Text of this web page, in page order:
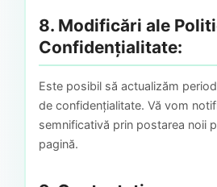
8. Modificări ale
Confidențialitate:
Este posibil să actualizăm
de confidențialitate. Vă vom
semnificativă prin postarea noii
pagină.